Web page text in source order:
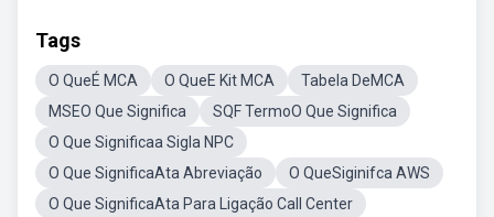
Tags
O QueÉ MCA O QueE Kit MCA
Tabela DeMCA
MSEO Que Significa
SQF TermoO Que Significa
O Que Significaa Sigla NPC
O Que SignificaAta Abreviação
O QueSiginifca AWS
O Que SignificaAta Para Ligação Call Center